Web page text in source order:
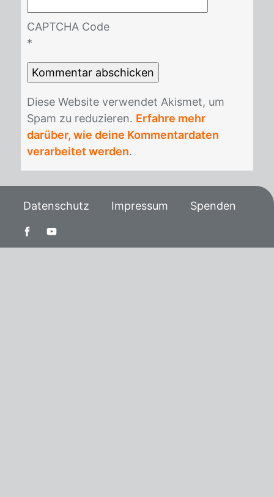
CAPTCHA Code
*
Die­se Web­site ver­wen­det Akis­met, um
Spam zu re­du­zie­ren. Erfahre mehr
darüber, wie deine Kommentardaten
verarbeitet werden.
Datenschutz Impressum Spenden